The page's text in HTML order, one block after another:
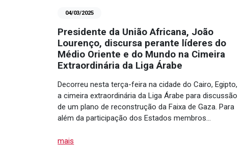
04/03/2025
Presidente da União Africana, João
Lourenço, discursa perante líderes do
Médio Oriente e do Mundo na Cimeira
Extraordinária da Liga Árabe
Decorreu nesta terça-feira na cidade do Cairo, Egipto,
a cimeira extraordinária da Liga Árabe para discussão
de um plano de reconstrução da Faixa de Gaza. Para
além da participação dos Estados membros…
mais